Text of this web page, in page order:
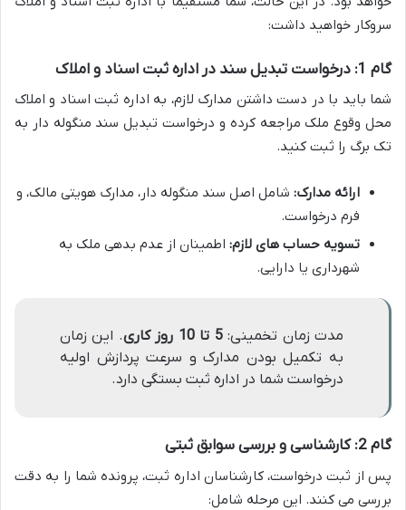
سروکار خواهید داشت:
گام 1: درخواست تبدیل سند در اداره ثبت اسناد و املاک
شما باید با در دست داشتن مدارک لازم، به اداره ثبت اسناد و املاک
محل وقوع ملک مراجعه کرده و درخواست تبدیل سند منگوله دار به
تک برگ را ثبت کنید.
ارائه مدارک: شامل اصل سند منگوله دار، مدارک هویتی مالک، و
فرم درخواست.
تسویه حساب های لازم: اطمینان از عدم بدهی ملک به
شهرداری یا دارایی.
مدت زمان تخمینی:5 تا 10 روز کاری
. این زمان
به تکمیل بودن مدارک و سرعت پردازش اولیه
درخواست شما در اداره ثبت بستگی دارد.
گام 2: کارشناسی و بررسی سوابق ثبتی
پس از ثبت درخواست، کارشناسان اداره ثبت، پرونده شما را به دقت
بررسی می کنند. این مرحله شامل: